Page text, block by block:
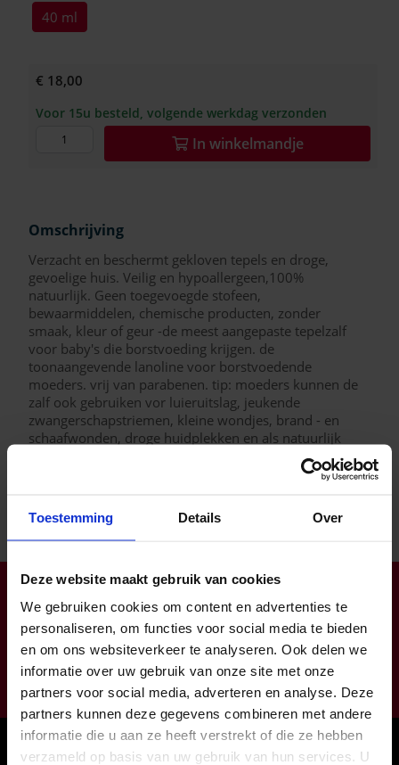
Toestemming Details Over
Deze website maakt gebruik van cookies
We gebruiken cookies om content en advertenties te
personaliseren, om functies voor social media te bieden
en om ons websiteverkeer te analyseren. Ook delen we
informatie over uw gebruik van onze site met onze
partners voor social media, adverteren en analyse. Deze
partners kunnen deze gegevens combineren met andere
informatie die u aan ze heeft verstrekt of die ze hebben
verzameld op basis van uw gebruik van hun services. U
40 ml
€ 18,00
Voor 15u besteld, volgende werkdag verzonden
In winkelmandje
Omschrijving
Verzacht en beschermt gekloven tepels en droge,
gevoelige huis. Veilig en hypoallergeen,100%
natuurlijk. Geen toegevoegde stofeen,
bewaarmiddelen, chemische producten, zonder
smaak, kleur of geur -de meest aangepaste tepelzalf
voor baby's die borstvoeding krijgen. de
toonaangevende lanoline voor borstvoedende
moeders. vrij van parabenen. tip: moeders kunnen de
zalf ook gebruiken vor luieruitslag, jeukende
zwangerschapstriemen, kleine wondjes, brand - en
schaafwonden, droge huidplekken en als natuurlijk
Klantendienst open op ma-do van 8:00 tot 16:30 (vr tot
12:00)
info@zorgbaar.be
Genkersteenweg 171, 3500 Hasselt
011224422
Onze winkels